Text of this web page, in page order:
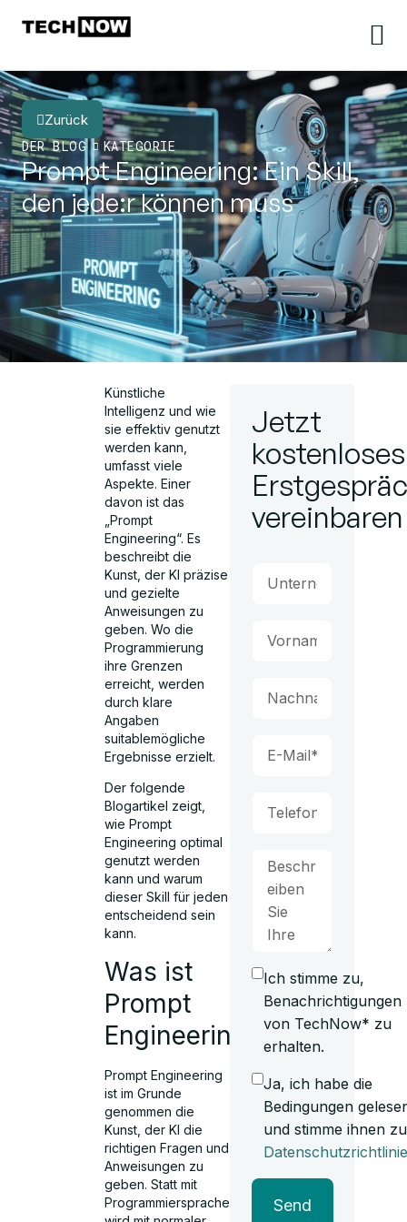
Zurück
DER BLOG
KATEGORIE
Prompt Engineering: Ein Skill,
den jede:r können muss
Künstliche
Intelligenz und wie
sie effektiv genutzt
werden kann,
umfasst viele
Aspekte. Einer
davon ist das
„Prompt
Engineering“. Es
beschreibt die
Kunst, der KI präzise
und gezielte
Anweisungen zu
geben. Wo die
Programmierung
ihre Grenzen
erreicht, werden
durch klare
Angaben
suitablemögliche
Ergebnisse erzielt.
Der folgende
Blogartikel zeigt,
wie Prompt
Engineering optimal
genutzt werden
kann und warum
dieser Skill für jeden
entscheidend sein
kann.
Was ist
Prompt
Engineering?
Prompt Engineering
ist im Grunde
genommen die
Kunst, der KI die
richtigen Fragen und
Anweisungen zu
geben. Statt mit
Programmiersprache
Jetzt
kostenloses
vereinbaren
Ich stimme zu,
Benachrichtigungen
von TechNow* zu
erhalten.
Ja, ich habe die
Bedingungen
und stimme ihnen
Datenschutzrichtlinie
Send